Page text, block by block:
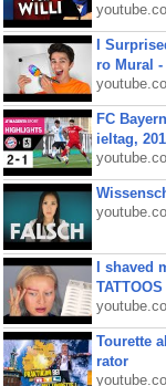
I
ro Mural -
FC
ieltag,
I shaved
TATTOOS
Tourette
rator